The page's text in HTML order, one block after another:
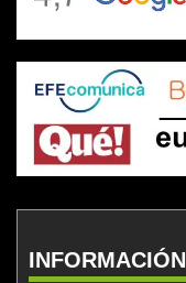
INFORMACIÓN